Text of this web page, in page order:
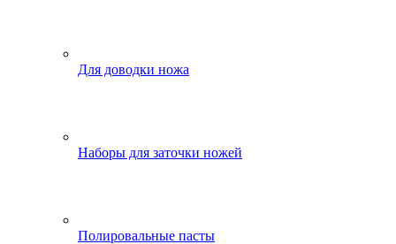
Для доводки ножа
Наборы для заточки ножей
Полировальные пасты